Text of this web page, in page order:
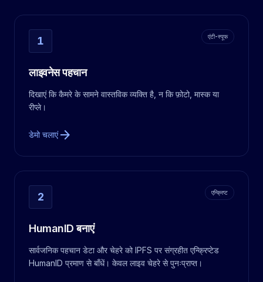
1 एंटी-स्पूफ
लाइवनेस पहचान
दिखाएं कि कैमरे के सामने वास्तविक व्यक्ति है, न कि फ़ोटो, मास्क या
रीप्ले।
डेमो चलाएंarrow_forward
2 एन्क्रिप्ट
HumanID बनाएं
सार्वजनिक पहचान डेटा और चेहरे को IPFS पर संग्रहीत एन्क्रिप्टेड
HumanID प्रमाण से बाँधें। केवल लाइव चेहरे से पुनःप्राप्त।